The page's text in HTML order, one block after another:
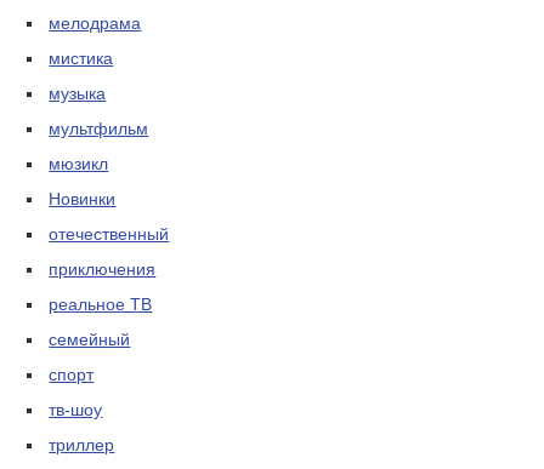
мелодрама
мистика
музыка
мультфильм
мюзикл
Новинки
отечественный
приключения
реальное ТВ
семейный
спорт
тв-шоу
триллер